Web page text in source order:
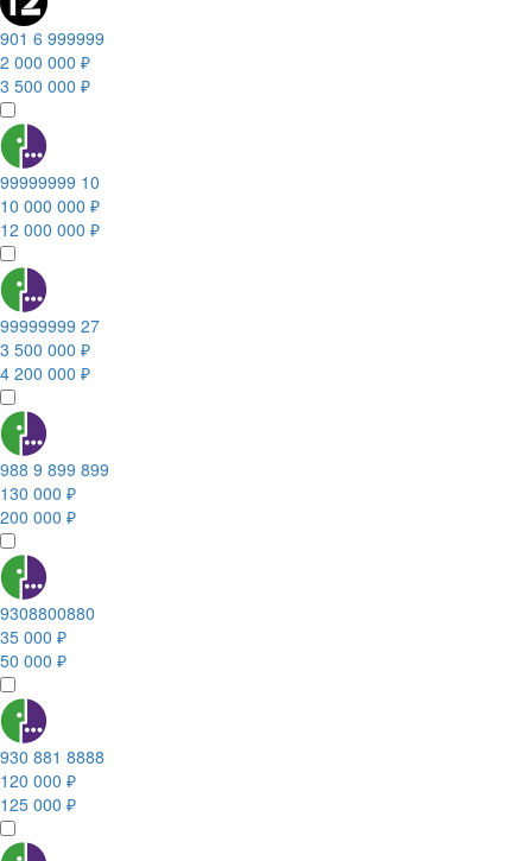
901 6 999999
2 000 000 ₽
3 500 000 ₽
99999999 10
10 000 000 ₽
12 000 000 ₽
99999999 27
3 500 000 ₽
4 200 000 ₽
988 9 899 899
130 000 ₽
200 000 ₽
9308800880
35 000 ₽
50 000 ₽
930 881 8888
120 000 ₽
125 000 ₽